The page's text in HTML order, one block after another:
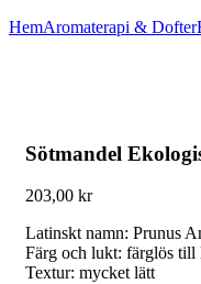
HemAromaterapi & Dofter
Sötmandel
203,00 kr
Latinskt namn: Prunus
Färg och lukt: färglös
Textur: mycket lätt